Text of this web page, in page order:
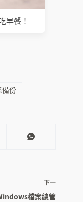
早餐！
備份
下一
檔案總管